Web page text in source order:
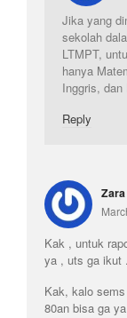
Jika yang
sekolah
LTMPT,
hanya
Inggris,
Reply
Zara
Kak , untuk
ya , uts ga ikut .
Kak, kalo
80an bisa ga